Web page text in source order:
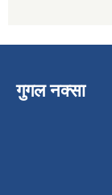
गुगल नक्सा